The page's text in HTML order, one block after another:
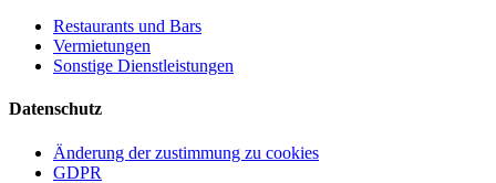
Restaurants und Bars
Vermietungen
Sonstige Dienstleistungen
Datenschutz
Änderung der zustimmung zu cookies
GDPR